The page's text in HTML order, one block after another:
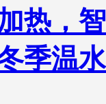
热，
季温